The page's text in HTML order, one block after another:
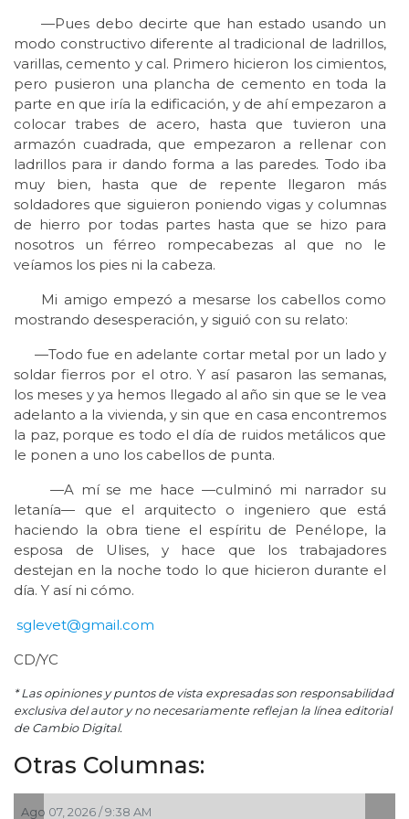
—Pues debo decirte que han estado usando un
modo constructivo diferente al tradicional de ladrillos,
varillas, cemento y cal. Primero hicieron los cimientos,
pero pusieron una plancha de cemento en toda la
parte en que iría la edificación, y de ahí empezaron a
colocar trabes de acero, hasta que tuvieron una
armazón cuadrada, que empezaron a rellenar con
ladrillos para ir dando forma a las paredes. Todo iba
muy bien, hasta que de repente llegaron más
soldadores que siguieron poniendo vigas y columnas
de hierro por todas partes hasta que se hizo para
nosotros un férreo rompecabezas al que no le
veíamos los pies ni la cabeza.
Mi amigo empezó a mesarse los cabellos como
mostrando desesperación, y siguió con su relato:
—Todo fue en adelante cortar metal por un lado y
soldar fierros por el otro. Y así pasaron las semanas,
los meses y ya hemos llegado al año sin que se le vea
adelanto a la vivienda, y sin que en casa encontremos
la paz, porque es todo el día de ruidos metálicos que
le ponen a uno los cabellos de punta.
—A mí se me hace —culminó mi narrador su
letanía— que el arquitecto o ingeniero que está
haciendo la obra tiene el espíritu de Penélope, la
esposa de Ulises, y hace que los trabajadores
destejan en la noche todo lo que hicieron durante el
día. Y así ni cómo.
sglevet@gmail.com
CD/YC
* Las opiniones y puntos de vista expresadas son responsabilidad
exclusiva del autor y no necesariamente reflejan la línea editorial
de Cambio Digital.
Otras Columnas:
Ago 07, 2026 / 9:38 AM